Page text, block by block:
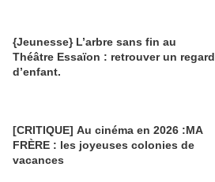
{Jeunesse} L’arbre sans fin au
Théâtre Essaïon : retrouver un regard
d’enfant.
[CRITIQUE] Au cinéma en 2026 :MA
FRÈRE : les joyeuses colonies de
vacances